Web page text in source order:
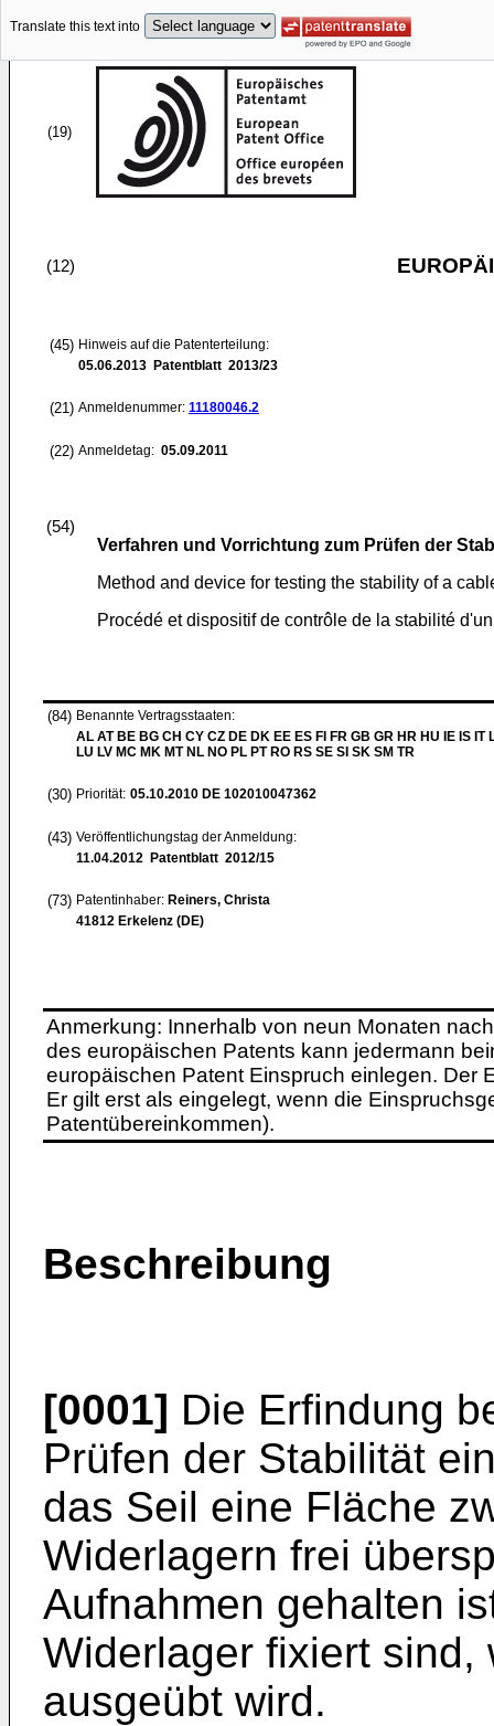
Translate this text into
(19)
(12)
(45) Hinweis auf die Patenterteilung:
05.06.2013 Patentblatt 2013/23
(21) Anmeldenummer: 11180046.2
(22) Anmeldetag: 05.09.2011
(54)
Verfahren und Vorrichtung zum Prüfen der
Method and device for testing the stability of a
Procédé et dispositif de contrôle de la stabilité
(84) Benannte Vertragsstaaten:
AL AT BE BG CH CY CZ DE DK EE ES FI FR GB GR HR HU IE IS IT
LU LV MC MK MT NL NO PL PT RO RS SE SI SK SM TR
(30) Priorität: 05.10.2010 DE 102010047362
(43) Veröffentlichungstag der Anmeldung:
11.04.2012 Patentblatt 2012/15
(73) Patentinhaber: Reiners, Christa
41812 Erkelenz (DE)
Anmerkung: Innerhalb von neun Monaten
des europäischen Patents kann jedermann
europäischen Patent Einspruch einlegen. Der
Er gilt erst als eingelegt, wenn die
Patentübereinkommen).
Beschreibung
[0001] Die Erfindung
Prüfen der Stabilität
das Seil eine Fläche
Widerlagern frei
Aufnahmen gehalten
Widerlager fixiert sind,
ausgeübt wird.